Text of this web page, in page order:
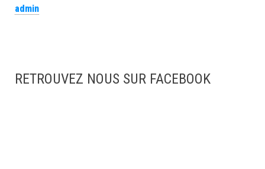
admin
RETROUVEZ NOUS SUR FACEBOOK